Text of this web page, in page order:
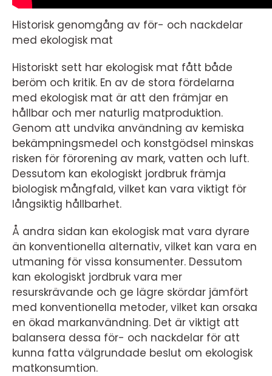
Historisk genomgång av för- och nackdelar
med ekologisk mat
Historiskt sett har ekologisk mat fått både
beröm och kritik. En av de stora fördelarna
med ekologisk mat är att den främjar en
hållbar och mer naturlig matproduktion.
Genom att undvika användning av kemiska
bekämpningsmedel och konstgödsel minskas
risken för förorening av mark, vatten och luft.
Dessutom kan ekologiskt jordbruk främja
biologisk mångfald, vilket kan vara viktigt för
långsiktig hållbarhet.
Å andra sidan kan ekologisk mat vara dyrare
än konventionella alternativ, vilket kan vara en
utmaning för vissa konsumenter. Dessutom
kan ekologiskt jordbruk vara mer
resurskrävande och ge lägre skördar jämfört
med konventionella metoder, vilket kan orsaka
en ökad markanvändning. Det är viktigt att
balansera dessa för- och nackdelar för att
kunna fatta välgrundade beslut om ekologisk
matkonsumtion.